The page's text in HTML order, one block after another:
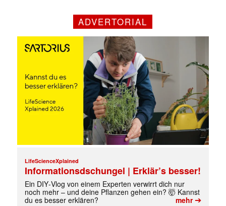
ADVERTORIAL
LifeScienceXplained
Informationsdschungel | Erklär’s besser!
Ein DIY‑Vlog von einem Experten verwirrt dich nur
noch mehr – und deine Pflanzen gehen ein? 🤯 Kannst
du es besser erklären?
mehr➔